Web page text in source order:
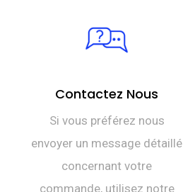
Contactez Nous
Si vous préférez nous
envoyer un message détaillé
concernant votre
commande, utilisez notre